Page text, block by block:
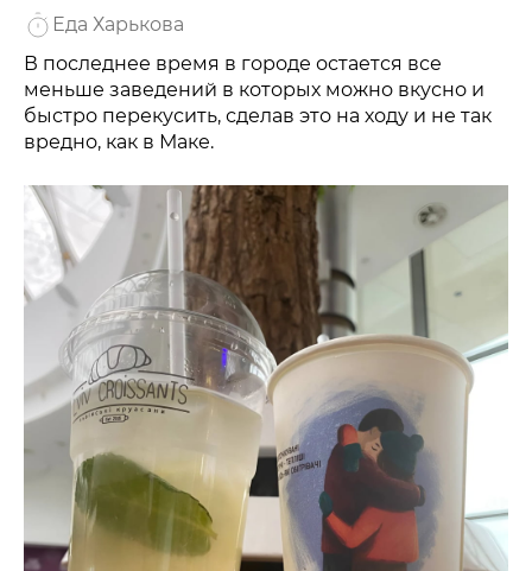
Еда Харькова
В последнее время в городе остается все
меньше заведений в которых можно вкусно и
быстро перекусить, сделав это на ходу и не так
вредно, как в Маке.